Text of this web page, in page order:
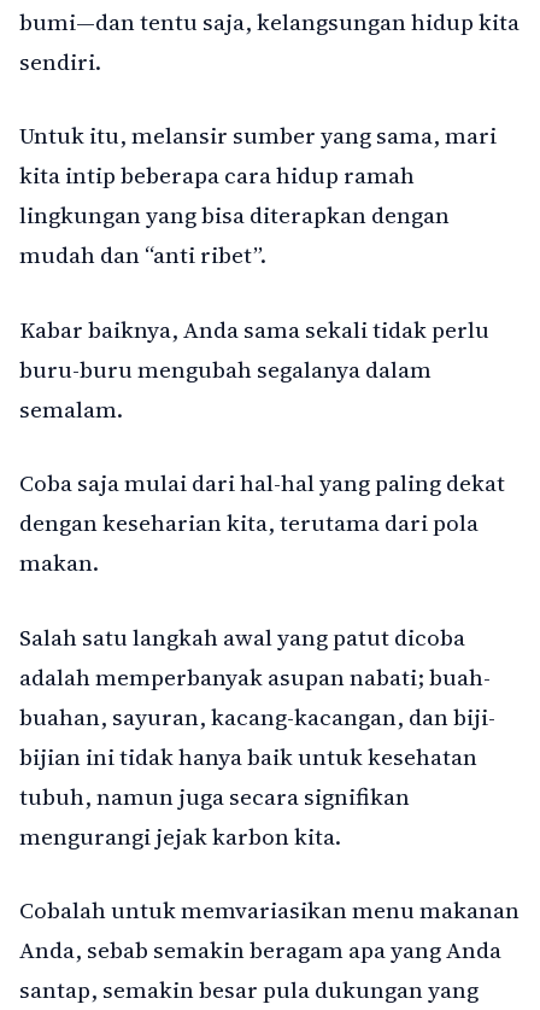
bumi—dan tentu saja, kelangsungan hidup kita
sendiri.
Untuk itu, melansir sumber yang sama, mari
kita intip beberapa cara hidup ramah
lingkungan yang bisa diterapkan dengan
mudah dan “anti ribet”.
Kabar baiknya, Anda sama sekali tidak perlu
buru-buru mengubah segalanya dalam
semalam.
Coba saja mulai dari hal-hal yang paling dekat
dengan keseharian kita, terutama dari pola
makan.
Salah satu langkah awal yang patut dicoba
adalah memperbanyak asupan nabati; buah-
buahan, sayuran, kacang-kacangan, dan biji-
bijian ini tidak hanya baik untuk kesehatan
tubuh, namun juga secara signifikan
mengurangi jejak karbon kita.
Cobalah untuk memvariasikan menu makanan
Anda, sebab semakin beragam apa yang Anda
santap, semakin besar pula dukungan yang